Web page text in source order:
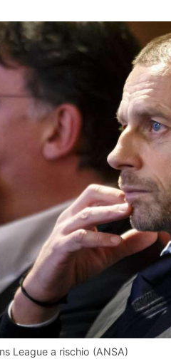
League a rischio (ANSA)